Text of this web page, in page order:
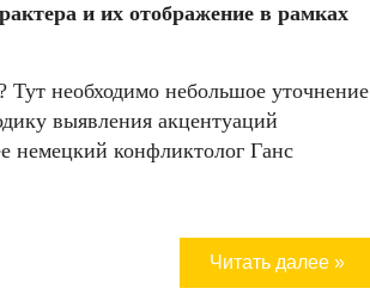
и их отображение в рамках
необходимо небольшое уточнение
выявления акцентуаций
немецкий конфликтолог Ганс
Читать далее »